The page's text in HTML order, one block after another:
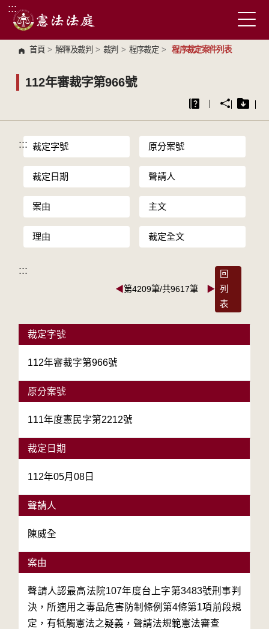
跳到主要內容區塊
:::
首頁 > 解釋及裁判 > 裁判 > 程序裁定 > 程序裁定案件列表
112年審裁字第966號
::: 裁定字號 原分案號
裁定日期 聲請人
案由 主文
理由 裁定全文
:::
◀第4209筆/共9617筆 ▶
回
列
表
裁定字號
112年審裁字第966號
原分案號
111年度憲民字第2212號
裁定日期
112年05月08日
聲請人
陳威全
案由
聲請人認最高法院107年度台上字第3483號刑事判
決，所適用之毒品危害防制條例第4條第1項前段規
定，有牴觸憲法之疑義，聲請法規範憲法審查